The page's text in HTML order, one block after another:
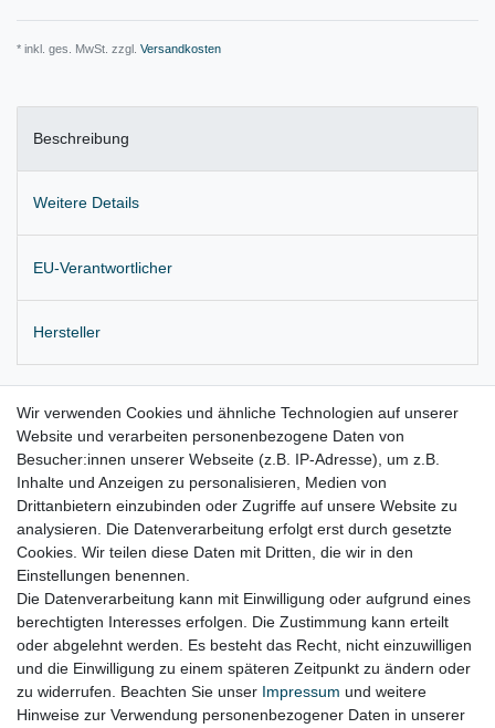
* inkl. ges. MwSt. zzgl. Versandkosten
Beschreibung
Weitere Details
EU-Verantwortlicher
Hersteller
Farbe: 62U, schwarz/aqua
Lieferung wie abgebildet
für:
Skoda Octavia II 1Z Bj. 02.2004 - 06.2013
Lieferzeit etwa 1 bis 3 Werktage
Wir verwenden Cookies und ähnliche Technologien auf unserer
Website und verarbeiten personenbezogene Daten von
Besucher:innen unserer Webseite (z.B. IP-Adresse), um z.B.
Inhalte und Anzeigen zu personalisieren, Medien von
Drittanbietern einzubinden oder Zugriffe auf unsere Website zu
analysieren. Die Datenverarbeitung erfolgt erst durch gesetzte
Cookies. Wir teilen diese Daten mit Dritten, die wir in den
Einstellungen benennen.
Die Datenverarbeitung kann mit Einwilligung oder aufgrund eines
berechtigten Interesses erfolgen. Die Zustimmung kann erteilt
oder abgelehnt werden. Es besteht das Recht, nicht einzuwilligen
und die Einwilligung zu einem späteren Zeitpunkt zu ändern oder
zu widerrufen. Beachten Sie unser Impressum und weitere
Hinweise zur Verwendung personenbezogener Daten in unserer